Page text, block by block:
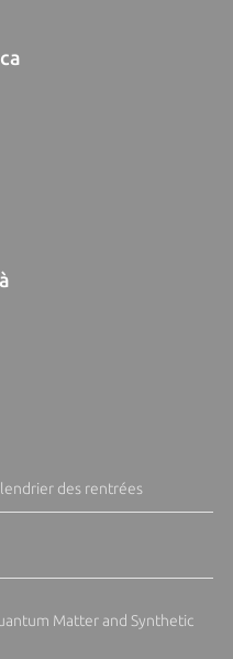
des rentrées
Matter and Synthetic